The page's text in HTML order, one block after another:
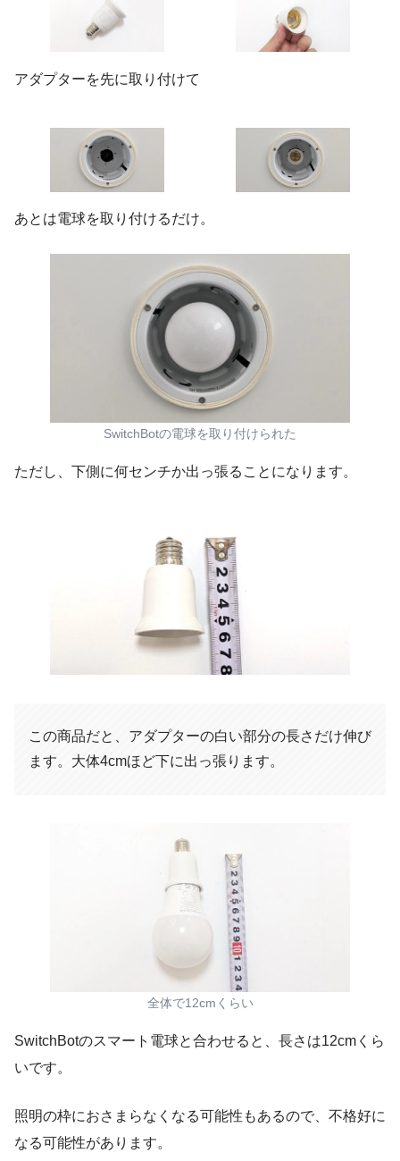
アダプターを先に取り付けて
あとは電球を取り付けるだけ。
SwitchBotの電球を取り付けられた
ただし、下側に何センチか出っ張ることになります。
この商品だと、アダプターの白い部分の長さだけ伸び
ます。大体4cmほど下に出っ張ります。
全体で12cmくらい
SwitchBotのスマート電球と合わせると、長さは12cmくら
いです。
照明の枠におさまらなくなる可能性もあるので、不格好に
なる可能性があります。